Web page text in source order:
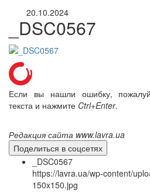
20.10.2024
_DSC0567
Если вы нашли ошибку,
текста и нажмите Ctrl+Enter.
Редакция сайта www.lavra.ua
Поделиться в соцсетях
_DSC0567
https://lavra.ua/wp-content/
150x150.jpg